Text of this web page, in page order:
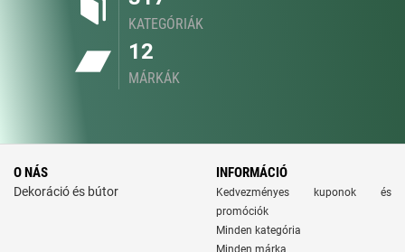
KATEGÓRIÁK
12
MÁRKÁK
O NÁS
Dekoráció és bútor
INFORMÁCIÓ
Kedvezményes kuponok és
promóciók
Minden kategória
Minden márka